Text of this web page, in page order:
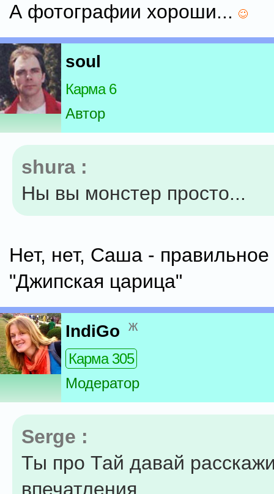
А фотографии хороши...
soul
Карма 6
Автор
shura :
Ны вы монстер просто...
Нет, нет, Саша - правильное
"Джипская царица"
IndiGo ж
Карма 305
Модератор
Serge :
Ты про Тай давай
впечатления